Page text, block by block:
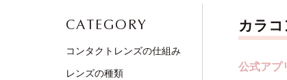
カラ
公式アプ
CATEGORY
コンタクトレンズの仕組み
レンズの種類